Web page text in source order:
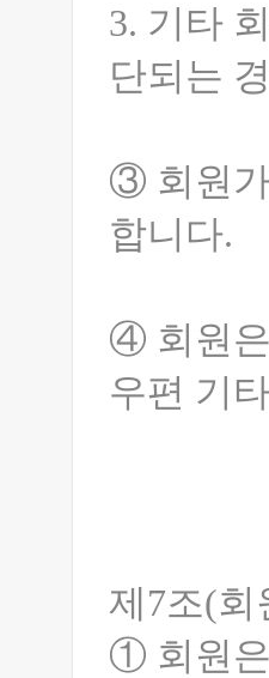
3. 기타
단되는
③ 회원가
합니다.
④ 회원은
우편 기
제7조(회
① 회원은